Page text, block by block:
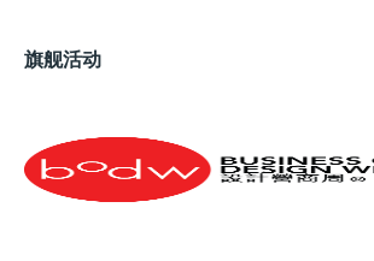
旗舰活动